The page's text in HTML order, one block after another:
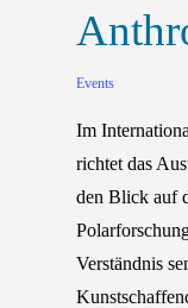
Events
Im
richtet das
den Blick auf
Verständnis